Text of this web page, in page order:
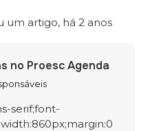
um artigo, há 2 anos
no Proesc Agenda
serif;font-